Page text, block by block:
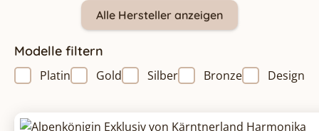
Alle Hersteller anzeigen
Modelle filtern
Platin Gold Silber Bronze Design